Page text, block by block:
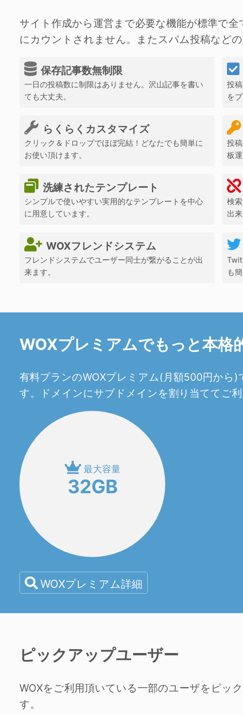
サイト作成から運営まで必要な機能が標準で
にカウントされません。またスパム投稿など
保存記事数無制限
一日の投稿数に制限はありません。沢山記事を書い
ても大丈夫。
らくらくカスタマイズ
クリック＆ドロップでほぼ完結！どなたでも簡単に
お使い頂けます。
洗練されたテンプレート
シンプルで使いやすい実用的なテンプレートを中心
に用意しています。
WOXフレンドシステム
フレンドシステムでユーザー同士が繋がることが出
来ます。
投
を
投
板
検
出来
も
WOXプレミアムでもっと本格
有料プランのWOXプレミアム(月額500円から
す。ドメインにサブドメインを割り当ててご利
最大容量
32GB
WOXプレミアム詳細
ピックアップユーザー
WOXをご利用頂いている一部のユーザをピッ
す。